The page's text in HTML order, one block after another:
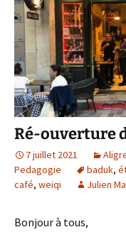
Ré-ouverture
7 juillet 2021
Pedagogie
baduk,
café, weiqi Julien
Bonjour à tous,